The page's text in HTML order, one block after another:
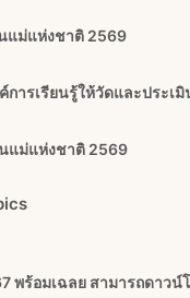
แม่แห่งชาติ 2569
การเรียนรู้ให้วัดและประเมิ
แม่แห่งชาติ 2569
พร้อมเฉลย สามารถดาวน์